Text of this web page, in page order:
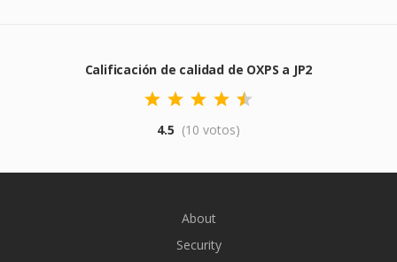
Calificación de calidad de OXPS a JP2
4.5 (10 votos)
About
Security